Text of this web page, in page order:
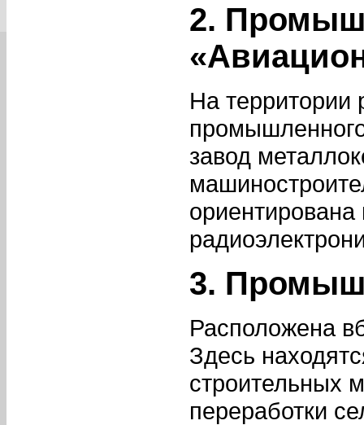
2.
На
завод
3.
Расположена
Здесь
строительных
переработки